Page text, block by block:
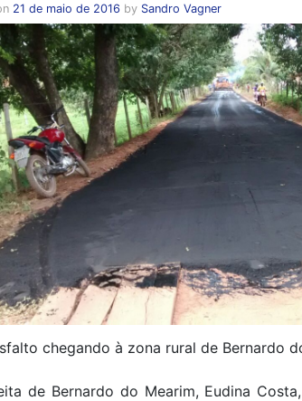
21 de maio de 2016 by Sandro Vagner
chegando à zona rural de Bernardo
de Bernardo do Mearim, Eudina